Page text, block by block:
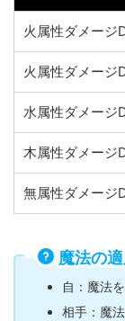
火属性ダメージ
火属性ダメージ
水属性ダメージ
木属性ダメージ
無属性ダメージ
魔法の
自：魔法
相手：魔